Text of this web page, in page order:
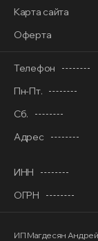
Карта сайта
Оферта
Телефон
Пн-Пт.
Сб.
Адрес
ИНН
ОГРН
ИП Магдесян